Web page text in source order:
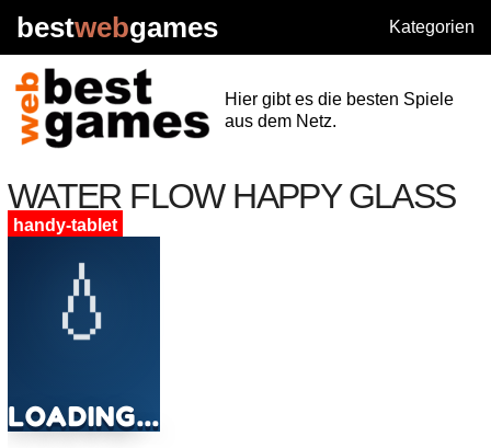
bestwebgames Kategorien
Hier gibt es die besten Spiele
aus dem Netz.
WATER FLOW HAPPY GLASS
handy-tablet